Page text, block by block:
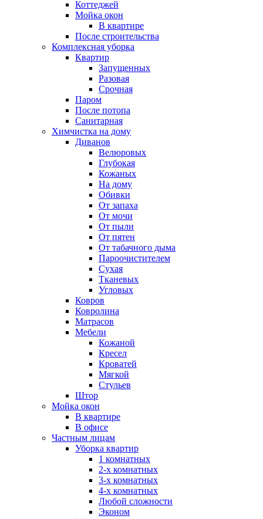
Коттеджей
Мойка окон
В квартире
После строительства
Комплексная уборка
Квартир
Запущенных
Разовая
Срочная
Паром
После потопа
Санитарная
Химчистка на дому
Диванов
Велюровых
Глубокая
Кожаных
На дому
Обивки
От запаха
От мочи
От пыли
От пятен
От табачного дыма
Пароочистителем
Сухая
Тканевых
Угловых
Ковров
Ковролина
Матрасов
Мебели
Кожаной
Кресел
Кроватей
Мягкой
Стульев
Штор
Мойка окон
В квартире
В офисе
Частным лицам
Уборка квартир
1 комнатных
2-х комнатных
3-х комнатных
4-х комнатных
Любой сложности
Эконом